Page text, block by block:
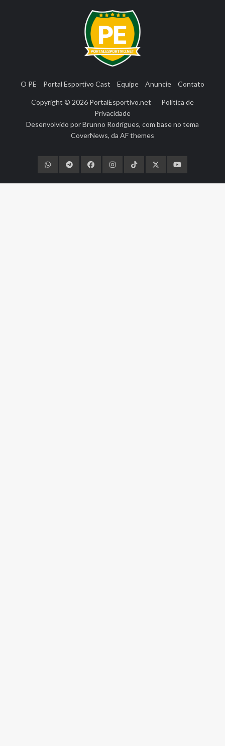
O PE Portal Esportivo Cast Equipe Anuncie Contato
Copyright © 2026 PortalEsportivo.net
Política de
Privacidade
Desenvolvido porBrunno Rodrigues, com base no tema
CoverNews, da AF themes